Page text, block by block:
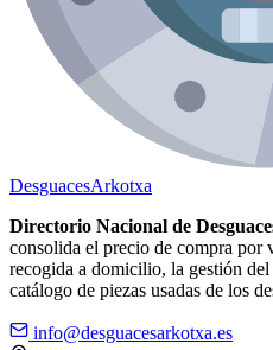
DesguacesArkotxa
Directorio Nacional de
consolida el precio de compra
recogida a domicilio, la gestión
catálogo de piezas usadas de los
info@desguacesarkotxa.es